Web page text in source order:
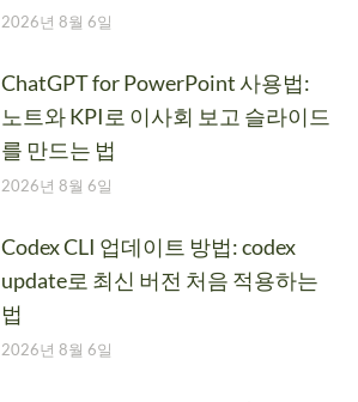
2026년 8월 6일
ChatGPT for PowerPoint 사용법:
노트와 KPI로 이사회 보고 슬라이드
를 만드는 법
2026년 8월 6일
Codex CLI 업데이트 방법: codex
update로 최신 버전 처음 적용하는
법
2026년 8월 6일